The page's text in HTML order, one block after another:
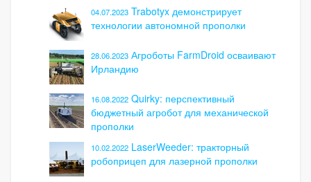
04.07.2023 Trabotyx демонстрирует
технологии автономной прополки
28.06.2023 Агроботы FarmDroid осваивают
Ирландию
16.08.2022 Quirky: перспективный
бюджетный агробот для механической
прополки
10.02.2022 LaserWeeder: тракторный
робоприцеп для лазерной прополки